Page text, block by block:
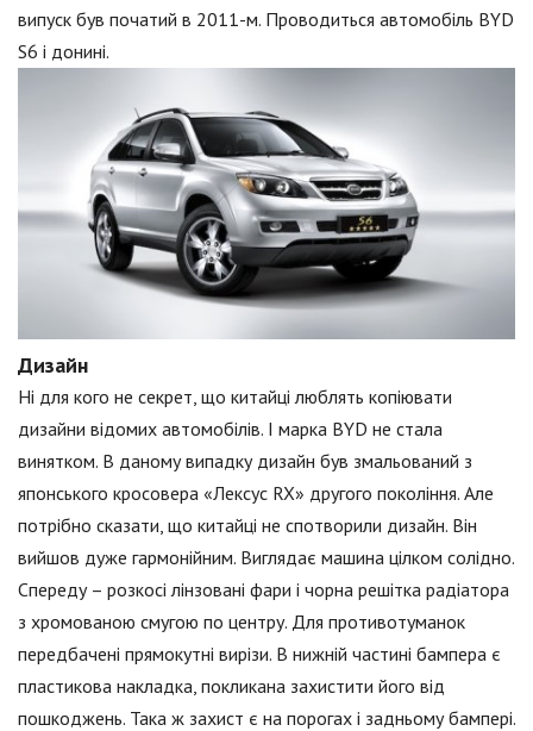
випуск був початий в 2011-м. Проводиться автомобіль BYD
S6 і донині.
Дизайн
Ні для кого не секрет, що китайці люблять копіювати
дизайни відомих автомобілів. І марка BYD не стала
винятком. В даному випадку дизайн був змальований з
японського кросовера «Лексус RX» другого покоління. Але
потрібно сказати, що китайці не спотворили дизайн. Він
вийшов дуже гармонійним. Виглядає машина цілком солідно.
Спереду – розкосі лінзовані фари і чорна решітка радіатора
з хромованою смугою по центру. Для противотуманок
передбачені прямокутні вирізи. В нижній частині бампера є
пластикова накладка, покликана захистити його від
пошкоджень. Така ж захист є на порогах і задньому бампері.